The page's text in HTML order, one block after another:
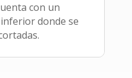
con un
donde se